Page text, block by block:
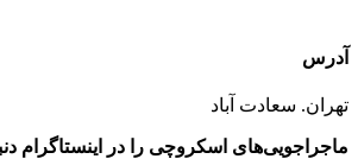
آدرس
تهران. سعادت آباد
ماجراجویی‌های اسکروچی را در اینستاگرام